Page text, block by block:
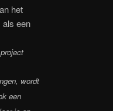
het
als een
wordt
een